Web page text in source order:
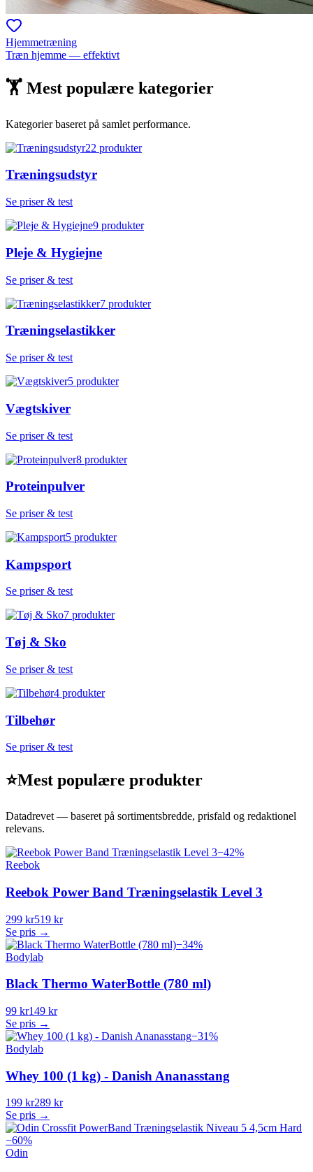
Hjemmetræning
Træn hjemme — effektivt
🏋 Mest populære kategorier
Kategorier baseret på samlet performance.
22 produkter
Træningsudstyr
Se priser & test
9 produkter
Pleje & Hygiejne
Se priser & test
7 produkter
Træningselastikker
Se priser & test
5 produkter
Vægtskiver
Se priser & test
8 produkter
Proteinpulver
Se priser & test
5 produkter
Kampsport
Se priser & test
7 produkter
Tøj & Sko
Se priser & test
4 produkter
Tilbehør
Se priser & test
⭐Mest populære produkter
Datadrevet — baseret på sortimentsbredde, prisfald og redaktionel
relevans.
−42%
Reebok
Reebok Power Band Træningselastik Level 3
299 kr519 kr
Se pris →
−34%
Bodylab
Black Thermo WaterBottle (780 ml)
99 kr149 kr
Se pris →
−31%
Bodylab
Whey 100 (1 kg) - Danish Ananasstang
199 kr289 kr
Se pris →
−60%
Odin